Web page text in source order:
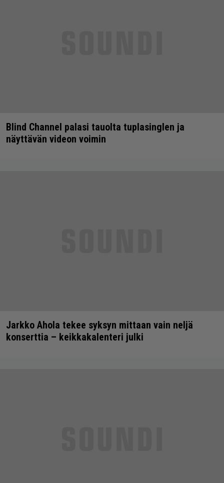
Blind Channel palasi tauolta tuplasinglen ja
näyttävän videon voimin
Jarkko Ahola tekee syksyn mittaan vain neljä
konserttia – keikkakalenteri julki